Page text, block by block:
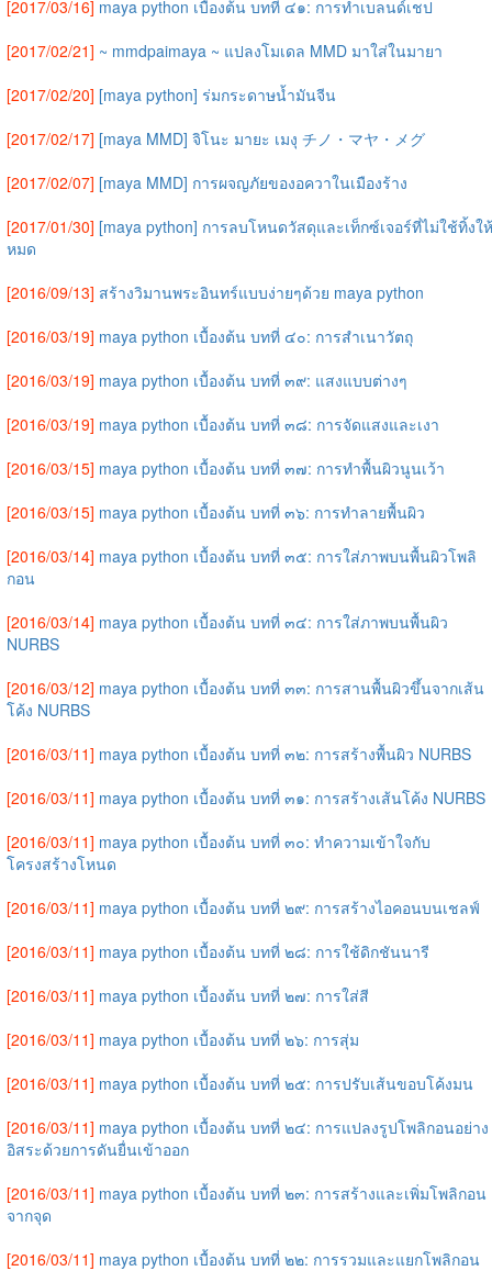
[2017/03/16] maya python เบื้องต้น บทที่ ๔๑: การทำเบลนด์เชป
[2017/02/21] ~ mmdpaimaya ~ แปลงโมเดล MMD มาใส่ในมายา
[2017/02/20] [maya python] ร่มกระดาษน้ำมันจีน
[2017/02/17] [maya MMD] จิโนะ มายะ เมงุ チノ・マヤ・メグ
[2017/02/07] [maya MMD] การผจญภัยของอควาในเมืองร้าง
[2017/01/30] [maya python] การลบโหนดวัสดุและเท็กซ์เจอร์ที่ไม่ใช้ทิ้งให้
หมด
[2016/09/13] สร้างวิมานพระอินทร์แบบง่ายๆด้วย maya python
[2016/03/19] maya python เบื้องต้น บทที่ ๔๐: การสำเนาวัตถุ
[2016/03/19] maya python เบื้องต้น บทที่ ๓๙: แสงแบบต่างๆ
[2016/03/19] maya python เบื้องต้น บทที่ ๓๘: การจัดแสงและเงา
[2016/03/15] maya python เบื้องต้น บทที่ ๓๗: การทำพื้นผิวนูนเว้า
[2016/03/15] maya python เบื้องต้น บทที่ ๓๖: การทำลายพื้นผิว
[2016/03/14] maya python เบื้องต้น บทที่ ๓๕: การใส่ภาพบนพื้นผิวโพลิ
กอน
[2016/03/14] maya python เบื้องต้น บทที่ ๓๔: การใส่ภาพบนพื้นผิว
NURBS
[2016/03/12] maya python เบื้องต้น บทที่ ๓๓: การสานพื้นผิวขึ้นจากเส้น
โค้ง NURBS
[2016/03/11] maya python เบื้องต้น บทที่ ๓๒: การสร้างพื้นผิว NURBS
[2016/03/11] maya python เบื้องต้น บทที่ ๓๑: การสร้างเส้นโค้ง NURBS
[2016/03/11] maya python เบื้องต้น บทที่ ๓๐: ทำความเข้าใจกับ
โครงสร้างโหนด
[2016/03/11] maya python เบื้องต้น บทที่ ๒๙: การสร้างไอคอนบนเชลฟ์
[2016/03/11] maya python เบื้องต้น บทที่ ๒๘: การใช้ดิกชันนารี
[2016/03/11] maya python เบื้องต้น บทที่ ๒๗: การใส่สี
[2016/03/11] maya python เบื้องต้น บทที่ ๒๖: การสุ่ม
[2016/03/11] maya python เบื้องต้น บทที่ ๒๕: การปรับเส้นขอบโค้งมน
[2016/03/11] maya python เบื้องต้น บทที่ ๒๔: การแปลงรูปโพลิกอนอย่าง
อิสระด้วยการดันยื่นเข้าออก
[2016/03/11] maya python เบื้องต้น บทที่ ๒๓: การสร้างและเพิ่มโพลิกอน
จากจุด
[2016/03/11] maya python เบื้องต้น บทที่ ๒๒: การรวมและแยกโพลิกอน